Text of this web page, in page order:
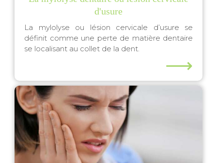
d'usure
La mylolyse ou lésion cervicale d’usure se
définit comme une perte de matière dentaire
se localisant au collet de la dent.
⟶